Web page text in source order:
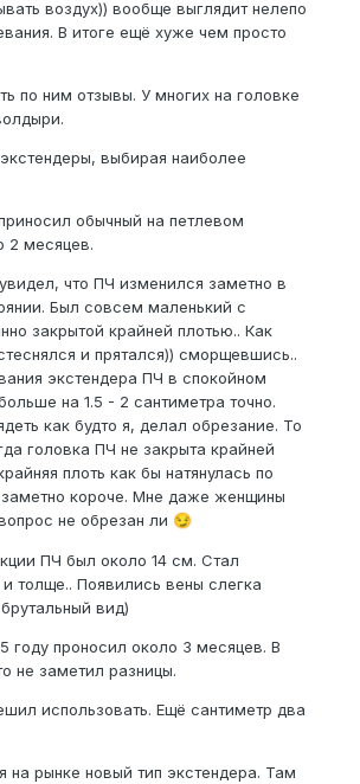
воздух)) вообще выглядит нелепо
В итоге ещё хуже чем просто
по ним отзывы. У многих на головке
выбирая наиболее
обычный на петлевом
2 месяцев.
что ПЧ изменился заметно в
Был совсем маленький с
закрытой крайней плотью.. Как
и прятался)) сморщевшись..
экстендера ПЧ в спокойном
на 1.5 - 2 сантиметра точно.
как будто я, делал обрезание. То
головка ПЧ не закрыта крайней
плоть как бы натянулась по
короче. Мне даже женщины
не обрезан ли 😏
ПЧ был около 14 см. Стал
толще.. Появились вены слегка
вид)
году проносил около 3 месяцев. В
не заметил разницы.
использовать. Ещё сантиметр два
на рынке новый тип экстендера. Там